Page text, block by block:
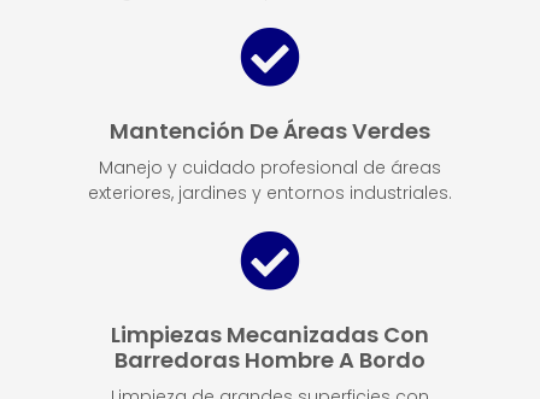
Mantención De Áreas Verdes
Manejo y cuidado profesional de áreas
exteriores, jardines y entornos industriales.
Limpiezas Mecanizadas Con
Barredoras Hombre A Bordo